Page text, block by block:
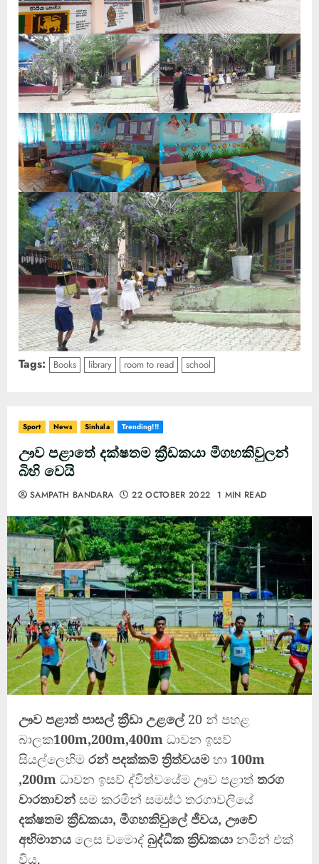
Tags: Books library room to read school
Sport News Sinhala Trending!!!
ඌව පළාතේ දක්ෂතම ක්‍රීඩකයා මීගහකිවුලන්
බිහි වෙයි
SAMPATH BANDARA 22 OCTOBER 2022 1 MIN READ
ඌව පළාත් පාසල් ක්‍රීඩා උළලේ20 න් පහළ
බාලක100m,200m,400m ධාවන ඉසව්
සියල්ලෙහිම රන් පදක්කම් ත්‍රිත්වයම හා 100m
,200m ධාවන ඉසව් ද්විත්වයේම ඌව පළාත් තරග
වාරතාවන් සම කරමින් සමස්ථ තරගාවලියේ
දක්ෂතම ක්‍රීඩකයා, මීගහකිවුලේ ජීවය, ඌවේ
අභිමානය ලෙස චමොද් බුද්ධික ක්‍රිඩකයා නමින් එක්
විය.